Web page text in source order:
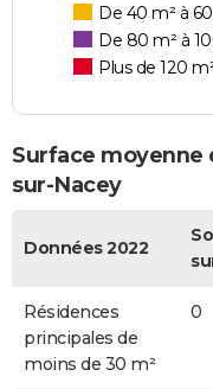
De 40 m² à
De 80 m² à
Plus de 120
Surface moyenne
sur-Nacey
Données 2022
Résidences
principales de
moins de 30 m²
0